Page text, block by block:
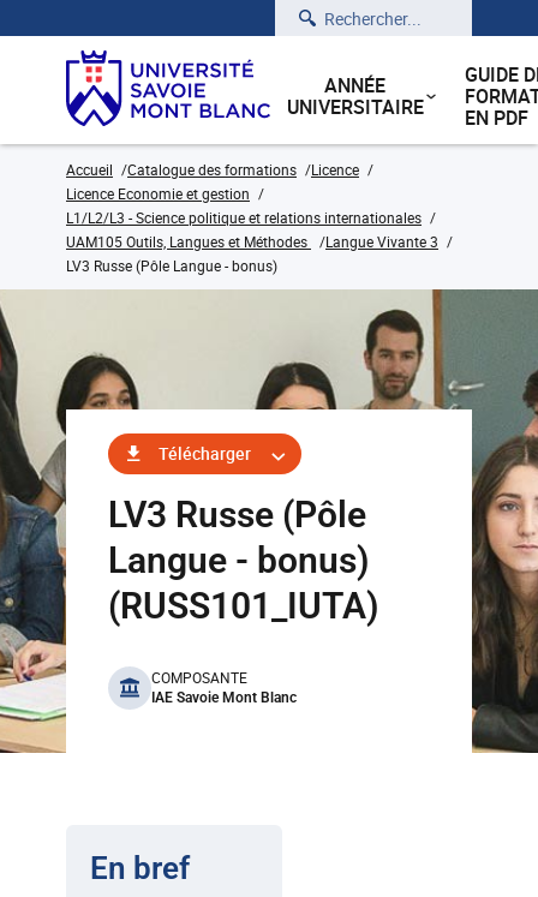
Rechercher
ANNÉE
UNIVERSITAIRE
GUIDE
EN PDF
Accueil Catalogue des formations
Licence
Licence Economie et gestion
L1/L2/L3 - Science politique et relations internationales
UAM105 Outils, Langues et Méthodes
Langue Vivante 3
LV3 Russe (Pôle Langue - bonus)
Télécharger
LV3 Russe (Pôle
Langue - bonus)
(RUSS101_IUTA)
benefits
COMPOSANTE
IAE Savoie Mont Blanc
En bref